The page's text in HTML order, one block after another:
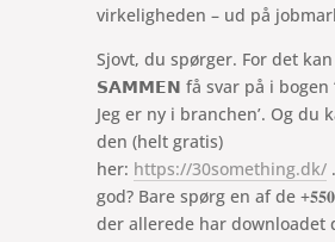
virkeligheden – ud på
Sjovt, du spørger. For det
𝗦𝗔𝗠𝗠𝗘𝗡 få svar på i bogen
Jeg er ny i branchen’. Og du
den (helt gratis)
her: https://30something.dk/
god? Bare spørg en af de
der allerede har downloadet